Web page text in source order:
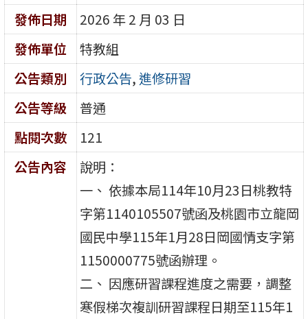
發佈日期
2026 年 2 月 03 日
發佈單位
特教組
公告類別
行政公告,進修研習
公告等級
普通
點閱次數
121
公告內容
說明：
一、 依據本局114年10月23日桃教特
字第1140105507號函及桃園市立龍岡
國民中學115年1月28日岡國情支字第
1150000775號函辦理。
二、 因應研習課程進度之需要，調整
寒假梯次複訓研習課程日期至115年1